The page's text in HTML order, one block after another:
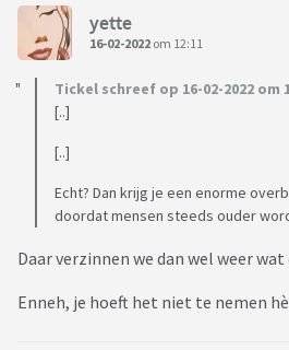
yette
16-02-2022 om 12:11
Tickel schreef op 16-02-2022 om
[..]
[..]
Echt? Dan krijg je een enorme
doordat mensen steeds ouder
Daar verzinnen we dan wel weer wat
Enneh, je hoeft het niet te nemen